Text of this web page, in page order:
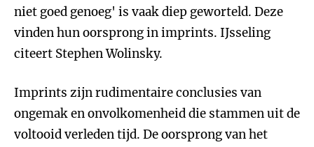
niet goed genoeg' is vaak diep geworteld. Deze
vinden hun oorsprong in imprints. IJsseling
citeert Stephen Wolinsky.
Imprints zijn rudimentaire conclusies van
ongemak en onvolkomenheid die stammen uit de
voltooid verleden tijd. De oorsprong van het